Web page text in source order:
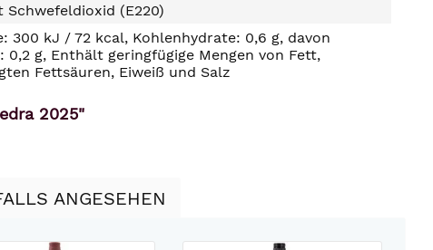
Schwefeldioxid (E220)
300 kJ / 72 kcal, Kohlenhydrate: 0,6 g, davon
0,2 g, Enthält geringfügige Mengen von Fett,
Fettsäuren, Eiweiß und Salz
2025"
ANGESEHEN